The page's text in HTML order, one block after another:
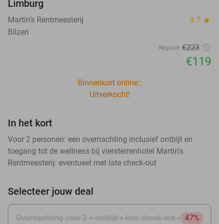
Limburg
Martin's Rentmeesterij 9.7 star
Bilzen
Regulier €223
€119
Binnenkort online::
Uitverkocht!
In het kort
Voor 2 personen: een overnachting inclusief ontbijt en
toegang tot de wellness bij viersterrenhotel Martin's
Rentmeesterij: eventueel met late check-out
Selecteer jouw deal
Overnachting voor 2 + ontbijt + late check-out + 47%